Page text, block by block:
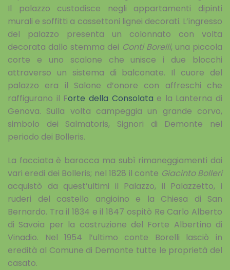
Il palazzo custodisce negli appartamenti dipinti
murali e soffitti a cassettoni lignei decorati. L’ingresso
del palazzo presenta un colonnato con volta
decorata dallo stemma dei Conti Borelli, una piccola
corte e uno scalone che unisce i due blocchi
attraverso un sistema di balconate. Il cuore del
palazzo era il Salone d’onore con affreschi che
raffigurano il Forte della Consolata e la Lanterna di
Genova. Sulla volta campeggia un grande corvo,
simbolo dei Salmatoris, Signori di Demonte nel
periodo dei Bolleris.
La facciata è barocca ma subì rimaneggiamenti dai
vari eredi dei Bolleris; nel 1828 il conte Giacinto Bolleri
acquistò da quest’ultimi il Palazzo, il Palazzetto, i
ruderi del castello angioino e la Chiesa di San
Bernardo. Tra il 1834 e il 1847 ospitò Re Carlo Alberto
di Savoia per la costruzione del Forte Albertino di
Vinadio. Nel 1954 l’ultimo conte Borelli lasciò in
eredità al Comune di Demonte tutte le proprietà del
casato.